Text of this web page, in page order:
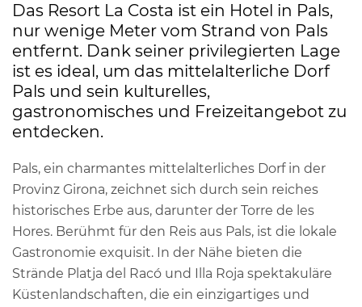
Das Resort La Costa ist ein Hotel in Pals,
nur wenige Meter vom Strand von Pals
entfernt. Dank seiner privilegierten Lage
ist es ideal, um das mittelalterliche Dorf
Pals und sein kulturelles,
gastronomisches und Freizeitangebot zu
entdecken.
Pals, ein charmantes mittelalterliches Dorf in der
Provinz Girona, zeichnet sich durch sein reiches
historisches Erbe aus, darunter der Torre de les
Hores. Berühmt für den Reis aus Pals, ist die lokale
Gastronomie exquisit. In der Nähe bieten die
Strände Platja del Racó und Illa Roja spektakuläre
Küstenlandschaften, die ein einzigartiges und